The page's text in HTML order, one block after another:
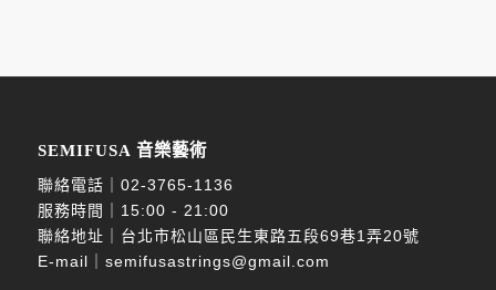
SEMIFUSA 音樂藝術
聯絡電話｜ 02-3765-1136
服務時間｜15:00 - 21:00
聯絡地址｜台北市松山區民生東路五段69巷1弄20號
E-mail｜ semifusastrings@gmail.com